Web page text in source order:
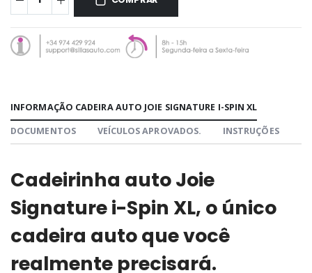
INFORMAÇÃO CADEIRA AUTO JOIE SIGNATURE I-SPIN XL
DOCUMENTOS
VEÍCULOS APROVADOS. INSTRUÇÕES
Cadeirinha auto Joie
Signature i-Spin XL, o único
cadeira auto que você
realmente precisará.